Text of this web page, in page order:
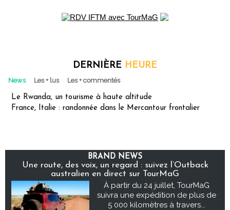
DERNIÈRE HEURE
News Les + lus Les + commentés
Le Rwanda, un tourisme à haute altitude
France, Italie : randonnée dans le Mercantour frontalier
BRAND NEWS
Une route, des voix, un regard : suivez l’Outback
australien en direct sur TourMaG
À partir du 24 juillet, TourMaG
suivra une expédition de plus de
5 000 kilomètres à travers...